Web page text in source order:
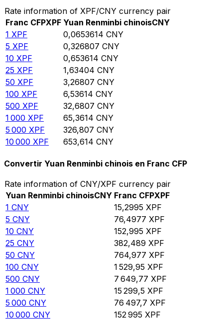
Rate information of XPF/CNY currency pair
Franc CFPXPF Yuan Renminbi chinoisCNY
1 XPF 0,0653614 CNY
5 XPF 0,326807 CNY
10 XPF 0,653614 CNY
25 XPF 1,63404 CNY
50 XPF 3,26807 CNY
100 XPF 6,53614 CNY
500 XPF 32,6807 CNY
1 000 XPF 65,3614 CNY
5 000 XPF 326,807 CNY
10 000 XPF 653,614 CNY
Convertir Yuan Renminbi chinois en Franc CFP
Rate information of CNY/XPF currency pair
Yuan Renminbi chinoisCNY Franc CFPXPF
1 CNY 15,2995 XPF
5 CNY 76,4977 XPF
10 CNY 152,995 XPF
25 CNY 382,489 XPF
50 CNY 764,977 XPF
100 CNY 1 529,95 XPF
500 CNY 7 649,77 XPF
1 000 CNY 15 299,5 XPF
5 000 CNY 76 497,7 XPF
10 000 CNY 152 995 XPF